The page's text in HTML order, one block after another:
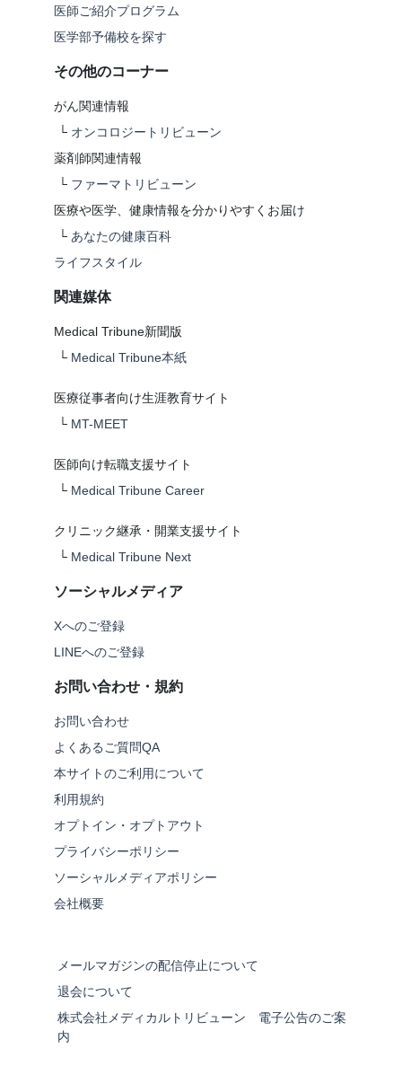
医師ご紹介プログラム
医学部予備校を探す
その他のコーナー
がん関連情報
└ オンコロジートリビューン
薬剤師関連情報
└ ファーマトリビューン
医療や医学、健康情報を分かりやすくお届け
└ あなたの健康百科
ライフスタイル
関連媒体
Medical Tribune新聞版
└ Medical Tribune本紙
医療従事者向け生涯教育サイト
└ MT-MEET
医師向け転職支援サイト
└ Medical Tribune Career
クリニック継承・開業支援サイト
└ Medical Tribune Next
ソーシャルメディア
Xへのご登録
LINEへのご登録
お問い合わせ・規約
お問い合わせ
よくあるご質問QA
本サイトのご利用について
利用規約
オプトイン・オプトアウト
プライバシーポリシー
ソーシャルメディアポリシー
会社概要
メールマガジンの配信停止について
退会について
株式会社メディカルトリビューン 電子公告のご案
内